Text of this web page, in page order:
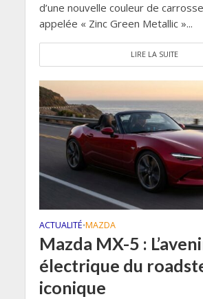
d’une nouvelle couleur de
appelée « Zinc Green Metallic »...
LIRE LA SUITE
ACTUALITÉ•MAZDA
Mazda MX-5 :
électrique du
iconique